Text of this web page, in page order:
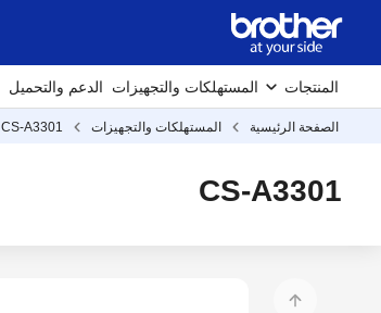
المنتجات المستهلكات والتجهيزات الدعم والتحميل
الصفحة الرئيسية المستهلكات والتجهيزات CS-A3301
CS-A3301